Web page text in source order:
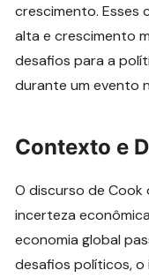
crescimento. Esses
alta e crescimento
desafios para a
durante um evento
Contexto e
O discurso de
incerteza
economia global
desafios políticos, o